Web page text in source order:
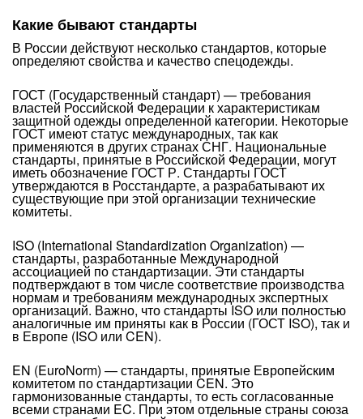
Какие бывают стандарты
В России действуют несколько стандартов, которые
определяют свойства и качество спецодежды.
ГОСТ (Государственный стандарт) — требования
властей Российской Федерации к характеристикам
защитной одежды определенной категории. Некоторые
ГОСТ имеют статус международных, так как
применяются в других странах СНГ. Национальные
стандарты, принятые в Российской Федерации, могут
иметь обозначение ГОСТ Р. Стандарты ГОСТ
утверждаются в Росстандарте, а разрабатывают их
существующие при этой организации технические
комитеты.
ISO (International Standardization Organization) —
стандарты, разработанные Международной
ассоциацией по стандартизации. Эти стандарты
подтверждают в том числе соответствие производства
нормам и требованиям международных экспертных
организаций. Важно, что стандарты ISO или полностью
аналогичные им приняты как в России (ГОСТ ISO), так и
в Европе (ISO или CEN).
EN (EuroNorm) — стандарты, принятые Европейским
комитетом по стандартизации CEN. Это
гармонизованные стандарты, то есть согласованные
всеми странами EC. При этом отдельные страны союза